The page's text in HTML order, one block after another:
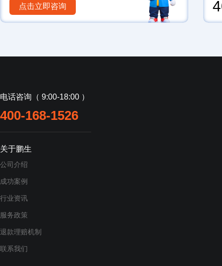
点击立即咨询
电话咨询（ 9:00-18:00 ）
400-168-1526
关于鹏生
公司介绍
成功案例
行业资讯
服务政策
退款理赔机制
联系我们